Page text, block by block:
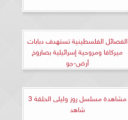
الفصائل الفلسطينية تستهدف دبابات
ميركافا ومروحية إسرائيلية بصاروخ
أرض-جو
مشاهدة مسلسل روز وليلى الحلقة 3
شاهد